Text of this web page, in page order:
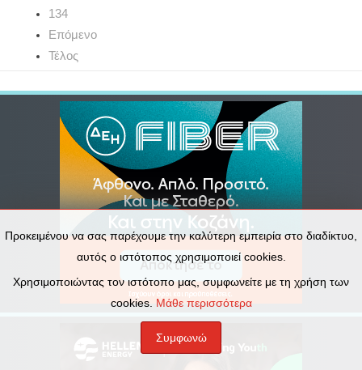
134
Επόμενο
Τέλος
Προκειμένου να σας παρέχουμε την καλύτερη εμπειρία στο διαδίκτυο,
αυτός ο ιστότοπος χρησιμοποιεί cookies.
Χρησιμοποιώντας τον ιστότοπο μας, συμφωνείτε με τη χρήση των
cookies. Μάθε περισσότερα
Συμφωνώ